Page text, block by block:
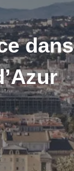
dans